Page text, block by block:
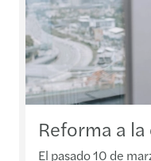
Reforma a
El pasado 10 de